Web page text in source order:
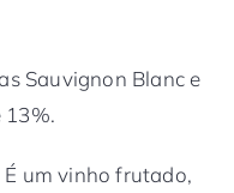
Sauvignon Blanc e
13%.
um vinho frutado,